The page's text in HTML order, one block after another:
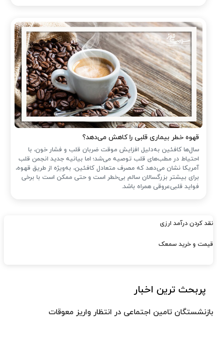
قهوه خطر بیماری قلبی را کاهش می‌دهد؟
سال‌ها کافئین به‌دلیل افزایش موقت ضربان قلب و فشار خون، با
احتیاط در مطب‌های قلب توصیه می‌شد؛ اما بیانیه جدید انجمن قلب
آمریکا نشان می‌دهد که مصرف متعادل کافئین، به‌ویژه از طریق قهوه،
برای بیشتر بزرگسالان سالم بی‌خطر است و حتی ممکن است با برخی
فواید قلبی‌عروقی همراه باشد.
نقد کردن درآمد ارزی
قیمت و خرید سمعک
پربحث ترین اخبار
بازنشستگان تامین اجتماعی در انتظار واریز معوقات